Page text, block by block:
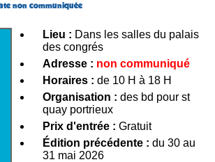
non communiquée
Lieu : Dans les salles du palais
des congrés
Adresse : non communiqué
Horaires : de 10 H à 18 H
Organisation : des bd pour st
quay portrieux
Prix d'entrée : Gratuit
Édition précédente : du 30 au
31 mai 2026